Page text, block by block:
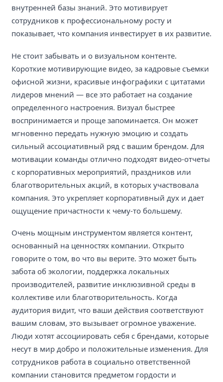
внутренней базы знаний. Это мотивирует
сотрудников к профессиональному росту и
показывает, что компания инвестирует в их развитие.
Не стоит забывать и о визуальном контенте.
Короткие мотивирующие видео, за кадровые съемки
офисной жизни, красивые инфографики с цитатами
лидеров мнений — все это работает на создание
определенного настроения. Визуал быстрее
воспринимается и проще запоминается. Он может
мгновенно передать нужную эмоцию и создать
сильный ассоциативный ряд с вашим брендом. Для
мотивации команды отлично подходят видео-отчеты
с корпоративных мероприятий, праздников или
благотворительных акций, в которых участвовала
компания. Это укрепляет корпоративный дух и дает
ощущение причастности к чему-то большему.
Очень мощным инструментом является контент,
основанный на ценностях компании. Открыто
говорите о том, во что вы верите. Это может быть
забота об экологии, поддержка локальных
производителей, развитие инклюзивной среды в
коллективе или благотворительность. Когда
аудитория видит, что ваши действия соответствуют
вашим словам, это вызывает огромное уважение.
Люди хотят ассоциировать себя с брендами, которые
несут в мир добро и положительные изменения. Для
сотрудников работа в социально ответственной
компании становится предметом гордости и